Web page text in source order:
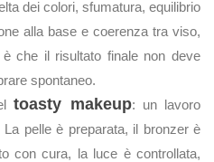
dei colori, sfumatura, equilibrio
alla base e coerenza tra viso,
che il risultato finale non deve
spontaneo.
toasty makeup: un lavoro
pelle è preparata, il bronzer è
con cura, la luce è controllata,